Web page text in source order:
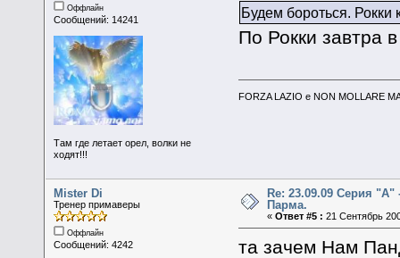
Оффлайн
Сообщений: 14241
Там где летает орел, волки не
ходят!!!
Будем бороться. Рокки
По Рокки завтра
FORZA LAZIO e NON MOLLARE
Mister Di
Тренер примаверы
Оффлайн
Сообщений: 4242
Re: 23.09.09 Серия
Парма.
«Ответ #5 : 21 Сентябрь
та зачем Нам